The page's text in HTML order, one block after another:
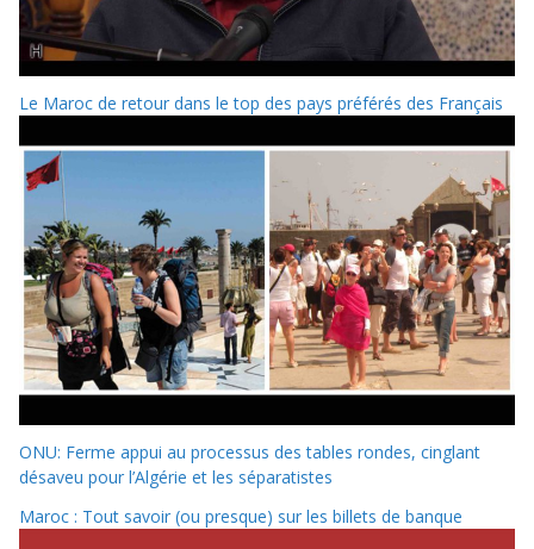
Le Maroc de retour dans le top des pays préférés des Français
ONU: Ferme appui au processus des tables rondes, cinglant
désaveu pour l’Algérie et les séparatistes
Maroc : Tout savoir (ou presque) sur les billets de banque